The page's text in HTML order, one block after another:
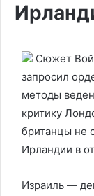
Сюжет
запросил
методы
критику
британцы не
Ирландии в
Израиль —